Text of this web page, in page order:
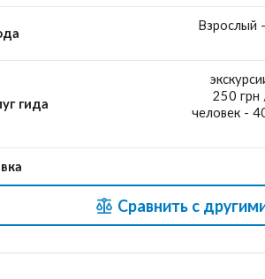
Взрослый
гида
250
человек -
Сравнить с